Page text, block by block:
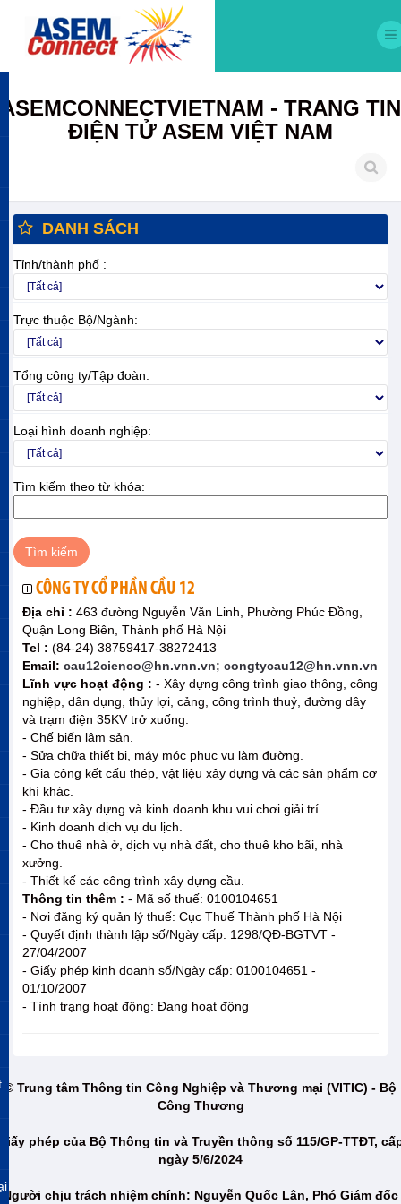
ASEMCONNECTVIETNAM - TRANG TIN
ĐIỆN TỬ ASEM VIỆT NAM
DANH SÁCH
Tỉnh/thành phố :
Trực thuộc Bộ/Ngành:
Tổng công ty/Tập đoàn:
Loại hình doanh nghiệp:
Tìm kiếm theo từ khóa:
CÔNG TY CỔ PHẦN CẦU 12
Địa chỉ : 463 đường Nguyễn Văn Linh, Phường Phúc Đồng,
Quận Long Biên, Thành phố Hà Nội
Tel : (84-24) 38759417-38272413
Email: cau12cienco@hn.vnn.vn; congtycau12@hn.vnn.vn
Lĩnh vực hoạt động : - Xây dựng công trình giao thông, công
nghiệp, dân dụng, thủy lợi, cảng, công trình thuỷ, đường dây
và trạm điện 35KV trở xuống.
- Chế biến lâm sản.
- Sửa chữa thiết bị, máy móc phục vụ làm đường.
- Gia công kết cấu thép, vật liệu xây dựng và các sản phẩm cơ
khí khác.
- Đầu tư xây dựng và kinh doanh khu vui chơi giải trí.
- Kinh doanh dịch vụ du lịch.
- Cho thuê nhà ở, dịch vụ nhà đất, cho thuê kho bãi, nhà
xưởng.
- Thiết kế các công trình xây dựng cầu.
Thông tin thêm : - Mã số thuế: 0100104651
- Nơi đăng ký quản lý thuế: Cục Thuế Thành phố Hà Nội
- Quyết định thành lập số/Ngày cấp: 1298/QĐ-BGTVT -
27/04/2007
- Giấy phép kinh doanh số/Ngày cấp: 0100104651 -
01/10/2007
- Tình trạng hoạt động: Đang hoạt động
© Trung tâm Thông tin Công Nghiệp và Thương mại (VITIC) - Bộ
Công Thương
phép của Bộ Thông tin và Truyền thông số 115/GP-TTĐT,
ngày 5/6/2024
Người chịu trách nhiệm chính: Nguyễn Quốc Lân, Phó Giám đốc